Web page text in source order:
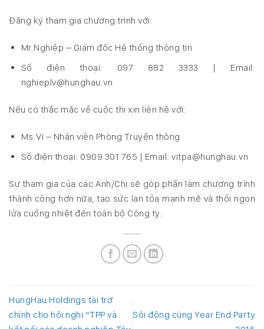
Đăng ký tham gia chương trình với:
Mr.Nghiệp – Giám đốc Hệ thống thông tin
Số điện thoại: 097 882 3333 | Email:
nghieplv@hunghau.vn
Nếu có thắc mắc về cuộc thi xin liên hệ với:
Ms.Vi – Nhân viên Phòng Truyền thông
Số điện thoại: 0909 301 765 | Email: vitpa@hunghau.vn
Sự tham gia của các Anh/Chị sẽ góp phần làm chương trình
thành công hơn nữa, tạo sức lan tỏa mạnh mẽ và thổi ngọn
lửa cuồng nhiệt đến toàn bộ Công ty.
HungHau Holdings tài trợ
chính cho hội nghị “TPP và
Sôi động cùng Year End Party